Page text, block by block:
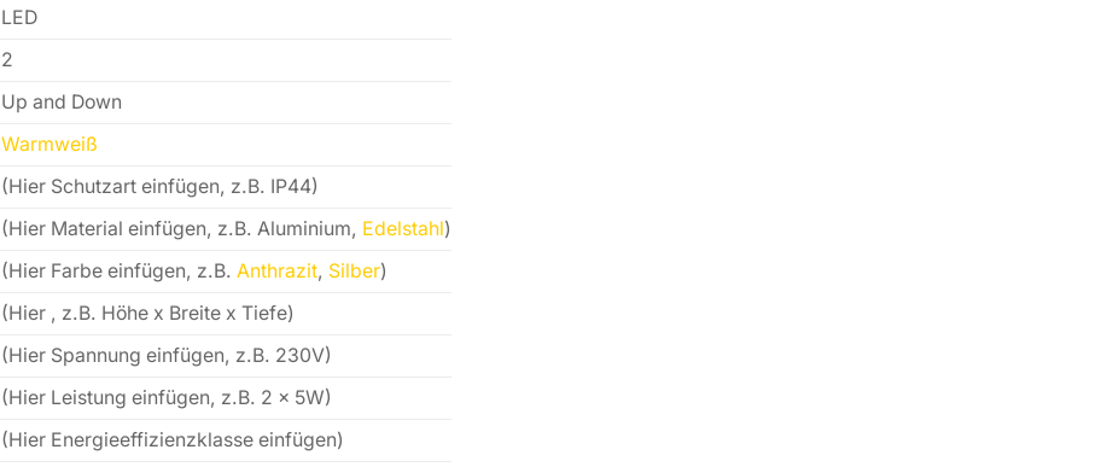
LED
2
Up and Down
Warmweiß
(Hier Schutzart einfügen, z.B. IP44)
(Hier Material einfügen, z.B. Aluminium, Edelstahl)
(Hier Farbe einfügen, z.B. Anthrazit, Silber)
(Hier , z.B. Höhe x Breite x Tiefe)
(Hier Spannung einfügen, z.B. 230V)
(Hier Leistung einfügen, z.B. 2 x 5W)
(Hier Energieeffizienzklasse einfügen)